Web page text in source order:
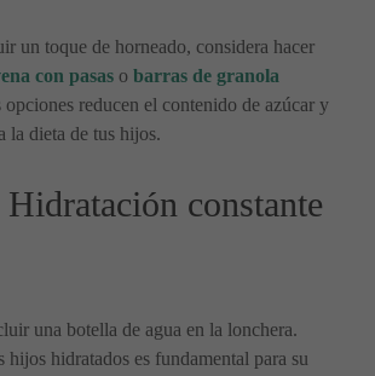
un toque de horneado, considera hacer
con pasas o barras de granola
opciones reducen el contenido de azúcar y
la dieta de tus hijos.
Hidratación constante
una botella de agua en la lonchera.
hijos hidratados es fundamental para su